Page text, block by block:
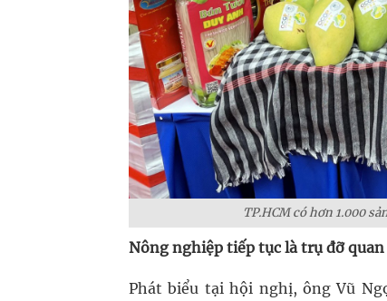
TP.HCM có hơn 1.000
Nông nghiệp tiếp tục là trụ đỡ
Phát biểu tại hội nghị, ông Vũ